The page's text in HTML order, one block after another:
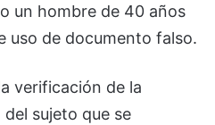
un hombre de 40 años
uso de documento falso.
verificación de la
sujeto que se